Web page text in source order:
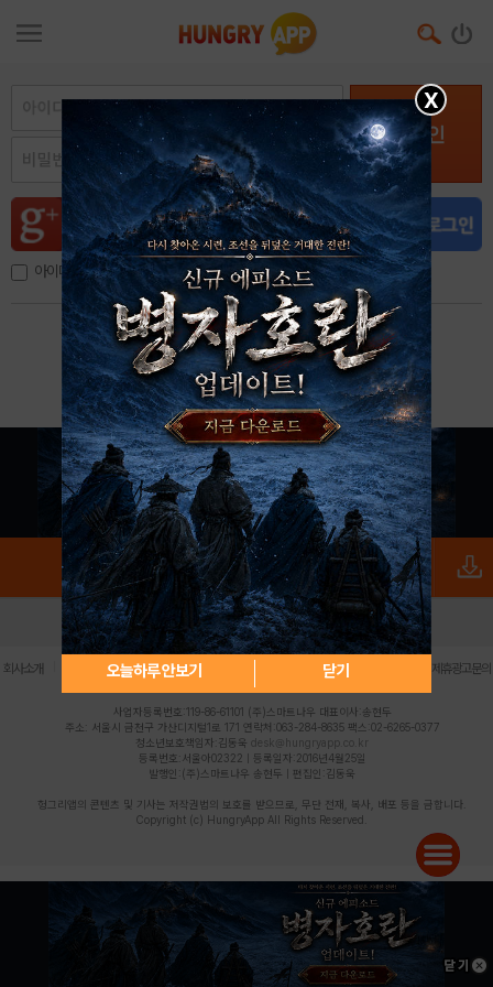
로그인
아이디, 이메일 저장
아이디 / 비밀번호 찾기 회원가입
X
오늘하루 안보기 닫기
로그인 PC버전 전체앱
회사소개 | 개인정보 처리방침 불법촬영물 신고센터 제휴광고문의
사업자등록번호:119-86-61101 (주)스마트나우 대표이사:송현두
주소: 서울시 금천구 가산디지털1로 171 연락처:063-284-8635 팩스:02-6265-0377
청소년보호책임자:김동욱 desk@hungryapp.co.kr
등록번호:서울아02322 | 등록일자:2016년4월25일
발행인:(주)스마트나우 송현두 | 편집인:김동욱
헝그리앱의 콘텐츠 및 기사는 저작권법의 보호를 받으므로, 무단 전재, 복사, 배포 등을 금합니다.
Copyright (c) HungryApp All Rights Reserved.